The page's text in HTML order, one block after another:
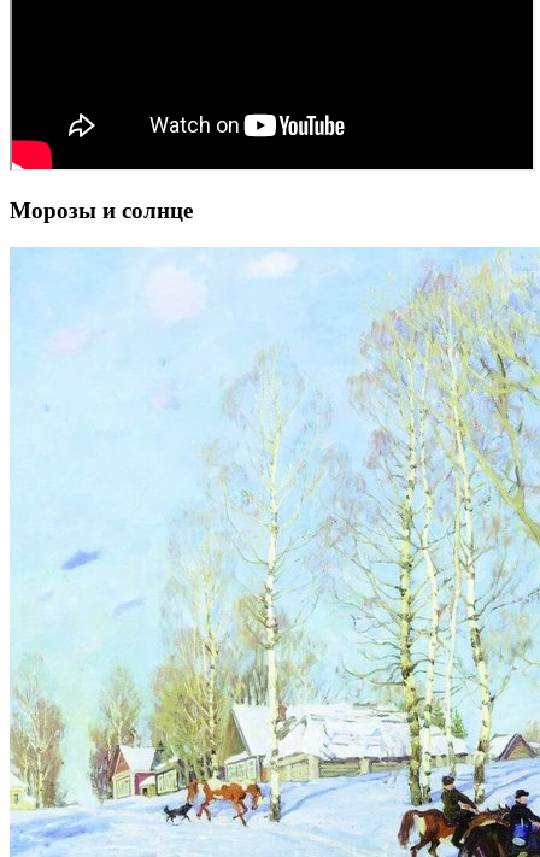
Морозы и солнце